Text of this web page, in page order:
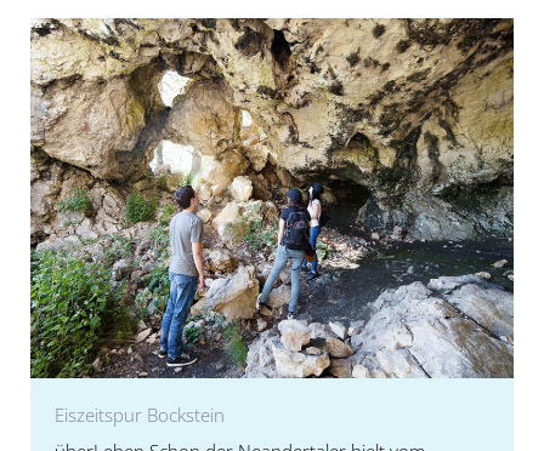
Eiszeitspur Bockstein